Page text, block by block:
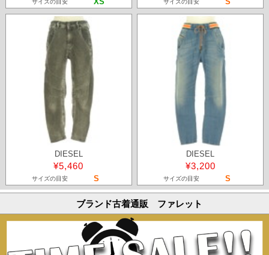
サイズの目安 サイズの目安
DIESEL
¥5,460
サイズの目安 S
DIESEL
¥3,200
サイズの目安 S
ブランド古着通販 ファレット